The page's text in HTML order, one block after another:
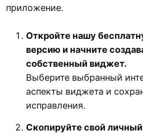
приложение.
Откройте нашу
версию и начните
собственный виджет.
Выберите выбранный
аспекты виджета и
исправления.
Скопируйте свой